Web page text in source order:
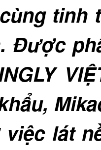
tinh
Được
lát